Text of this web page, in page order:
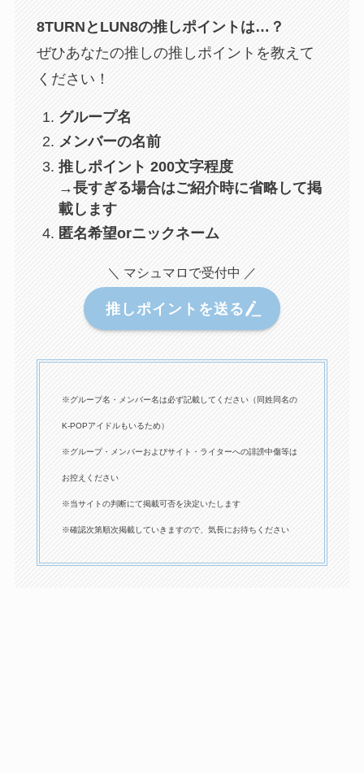
8TURNとLUN8の推しポイントは…？
ぜひあなたの推しの推しポイントを教えて
ください！
グループ名
メンバーの名前
推しポイント 200文字程度
→長すぎる場合はご紹介時に省略して掲
載します
匿名希望orニックネーム
＼ マシュマロで受付中 ／
推しポイントを送る
※グループ名・メンバー名は必ず記載してください（同姓同名の
K-POPアイドルもいるため）
※グループ・メンバーおよびサイト・ライターへの誹謗中傷等は
お控えください
※当サイトの判断にて掲載可否を決定いたします
※確認次第順次掲載していきますので、気長にお待ちください